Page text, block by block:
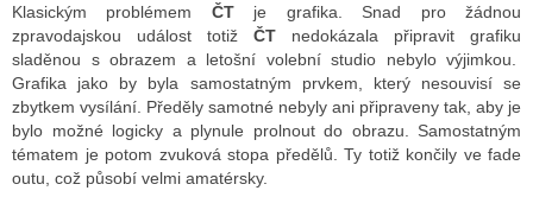
Klasickým problémem ČT je grafika. Snad pro žádnou
zpravodajskou událost totiž ČT nedokázala připravit grafiku
sladěnou s obrazem a letošní volební studio nebylo výjimkou.
Grafika jako by byla samostatným prvkem, který nesouvisí se
zbytkem vysílání. Předěly samotné nebyly ani připraveny tak, aby je
bylo možné logicky a plynule prolnout do obrazu. Samostatným
tématem je potom zvuková stopa předělů. Ty totiž končily ve fade
outu, což působí velmi amatérsky.